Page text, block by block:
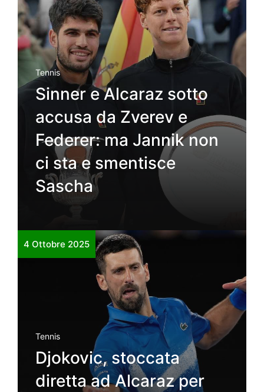
Tennis
Sinner e Alcaraz sotto
accusa da Zverev e
Federer: ma Jannik non
ci sta e smentisce
Sascha
4 Ottobre 2025
Tennis
Djokovic, stoccata
diretta ad Alcaraz per